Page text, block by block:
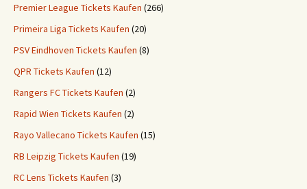
Premier League Tickets Kaufen (266)
Primeira Liga Tickets Kaufen (20)
PSV Eindhoven Tickets Kaufen (8)
QPR Tickets Kaufen (12)
Rangers FC Tickets Kaufen (2)
Rapid Wien Tickets Kaufen (2)
Rayo Vallecano Tickets Kaufen (15)
RB Leipzig Tickets Kaufen (19)
RC Lens Tickets Kaufen (3)